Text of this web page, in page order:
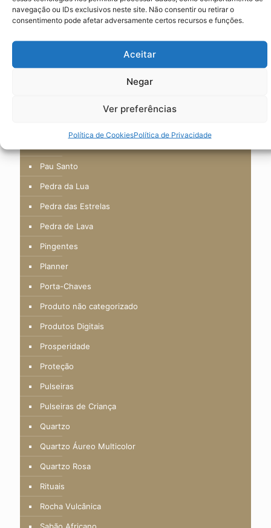
navegação ou IDs exclusivos neste site. Não consentir ou retirar o
consentimento pode afetar adversamente certos recursos e funções.
Aceitar
Negar
Ver preferências
Política de CookiesPolítica de Privacidade
Limpeza
Mau Olhado
Obsidiana
Pau Santo
Pedra da Lua
Pedra das Estrelas
Pedra de Lava
Pingentes
Planner
Porta-Chaves
Produto não categorizado
Produtos Digitais
Prosperidade
Proteção
Pulseiras
Pulseiras de Criança
Quartzo
Quartzo Áureo Multicolor
Quartzo Rosa
Rituais
Rocha Vulcânica